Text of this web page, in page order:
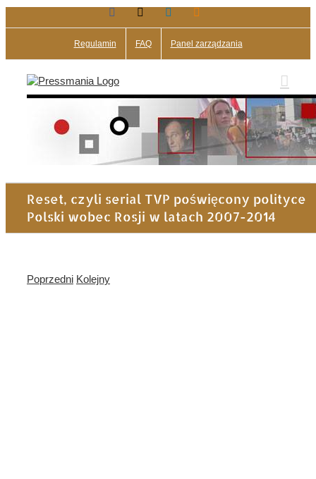
do
Facebook LinkedIn
Regulamin FAQ Panel zarządzania
Reset, czyli serial TVP poświęcony polityce
Polski wobec Rosji w latach 2007-2014
Poprzedni Kolejny